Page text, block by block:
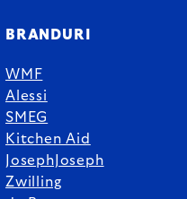
BRANDURI
WMF
Alessi
SMEG
Kitchen Aid
JosephJoseph
Zwilling